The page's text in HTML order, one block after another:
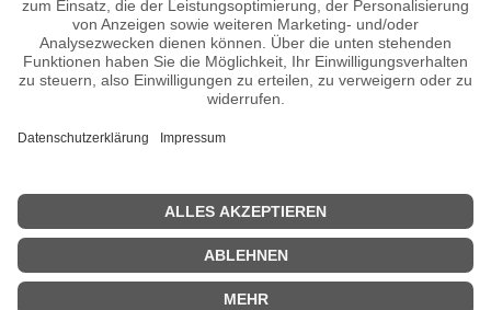
<<Geburtstage 13.März| Geburtstage 15. März>>
| © 2013–2023 was-war-wann.de. Alle Rechte vorbehalten. |